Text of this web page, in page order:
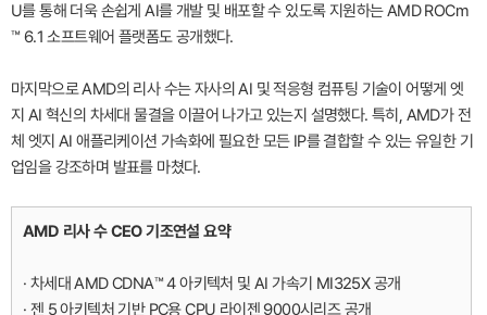
U를 통해 더욱 손쉽게 AI를 개발 및 배포할 수 있도록 지원하는 AMD ROCm
™ 6.1 소프트웨어 플랫폼도 공개했다.
마지막으로 AMD의 리사 수는 자사의 AI 및 적응형 컴퓨팅 기술이 어떻게 엣
지 AI 혁신의 차세대 물결을 이끌어 나가고 있는지 설명했다. 특히, AMD가 전
체 엣지 AI 애플리케이션 가속화에 필요한 모든 IP를 결합할 수 있는 유일한 기
업임을 강조하며 발표를 마쳤다.
AMD 리사 수 CEO 기조연설 요약
· 차세대 AMD CDNA™ 4 아키텍처 및 AI 가속기 MI325X 공개
· 젠 5 아키텍처 기반 PC용 CPU 라이젠 9000시리즈 공개